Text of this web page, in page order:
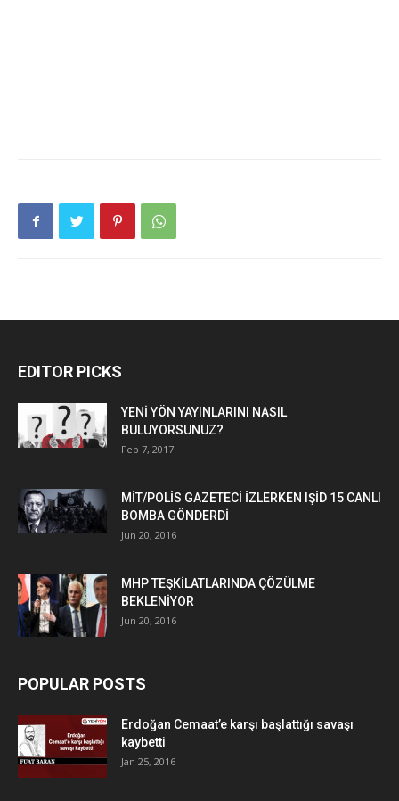
EDITOR PICKS
YENİ YÖN YAYINLARINI NASIL
BULUYORSUNUZ?
Feb 7, 2017
MİT/POLİS GAZETECİ İZLERKEN IŞİD 15 CANLI
BOMBA GÖNDERDİ
Jun 20, 2016
MHP TEŞKİLATLARINDA ÇÖZÜLME
BEKLENİYOR
Jun 20, 2016
POPULAR POSTS
Erdoğan Cemaat’e karşı başlattığı savaşı
kaybetti
Jan 25, 2016